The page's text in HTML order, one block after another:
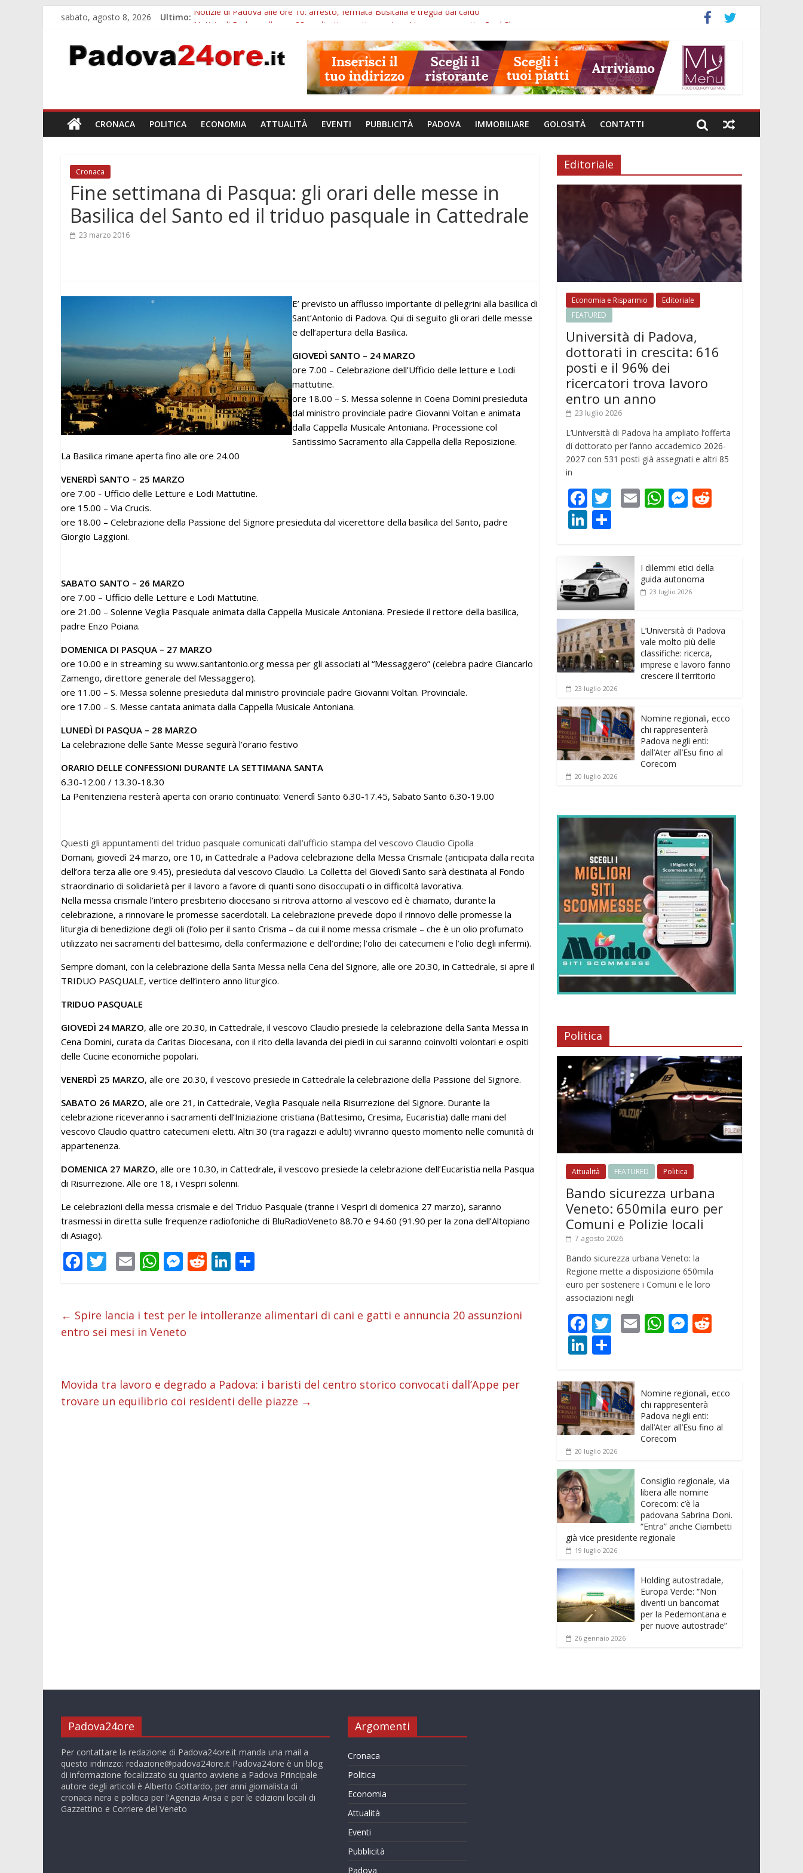
sabato, agosto 8, 2026 Ultimo: Notizie di Padova alle ore 10: arresto, fermata Busitalia e tregua dal caldo
Bando sicurezza urbana Veneto: 650mila euro per Comuni e Polizie locali
Sicurezza esodo estivo Padova: più controlli su strade, stazioni e treni
Bonus trasporto pubblico Veneto: 200 euro per l’abbonamento annuale
CRONACA POLITICA ECONOMIA ATTUALITÀ EVENTI PUBBLICITÀ PADOVA IMMOBILIARE GOLOSITÀ CONTATTI
Cronaca
Fine settimana di Pasqua: gli orari delle messe in
Basilica del Santo ed il triduo pasquale in Cattedrale
23 marzo 2016
E’ previsto un afflusso importante di pellegrini alla basilica di
Sant’Antonio di Padova. Qui di seguito gli orari delle messe
e dell’apertura della Basilica.
GIOVEDÌ SANTO – 24 MARZO
ore 7.00 – Celebrazione dell’Ufficio delle letture e Lodi
mattutine.
ore 18.00 – S. Messa solenne in Coena Domini presieduta
dal ministro provinciale padre Giovanni Voltan e animata
dalla Cappella Musicale Antoniana. Processione col
Santissimo Sacramento alla Cappella della Reposizione.
La Basilica rimane aperta fino alle ore 24.00
VENERDÌ SANTO – 25 MARZO
ore 7.00 ­­- Ufficio delle Letture e Lodi Mattutine.
ore 15.00 – Via Crucis.
ore 18.00 – Celebrazione della Passione del Signore presieduta dal vicerettore della basilica del Santo, padre
Giorgio Laggioni.
SABATO SANTO – 26 MARZO
ore 7.00 – Ufficio delle Letture e Lodi Mattutine.
ore 21.00 – Solenne Veglia Pasquale animata dalla Cappella Musicale Antoniana. Presiede il rettore della basilica,
padre Enzo Poiana.
DOMENICA DI PASQUA – 27 MARZO
ore 10.00 e in streaming su www.santantonio.org messa per gli associati al “Messaggero” (celebra padre Giancarlo
Zamengo, direttore generale del Messaggero).
ore 11.00 – S. Messa solenne presieduta dal ministro provinciale padre Giovanni Voltan. Provinciale.
ore 17.00 – S. Messe cantata animata dalla Cappella Musicale Antoniana.
LUNEDÌ DI PASQUA – 28 MARZO
La celebrazione delle Sante Messe seguirà l’orario festivo
ORARIO DELLE CONFESSIONI DURANTE LA SETTIMANA SANTA
6.30-12.00 / 13.30-18.30
La Penitenzieria resterà aperta con orario continuato: Venerdì Santo 6.30-17.45, Sabato Santo 6.30-19.00
Questi gli appuntamenti del triduo pasquale comunicati dall’ufficio stampa del vescovo Claudio Cipolla
Domani, giovedì 24 marzo, ore 10, in Cattedrale a Padova celebrazione della Messa Crismale (anticipata dalla recita
dell’ora terza alle ore 9.45), presieduta dal vescovo Claudio. La Colletta del Giovedì Santo sarà destinata al Fondo
straordinario di solidarietà per il lavoro a favore di quanti sono disoccupati o in difficoltà lavorativa.
Nella messa crismale l’intero presbiterio diocesano si ritrova attorno al vescovo ed è chiamato, durante la
celebrazione, a rinnovare le promesse sacerdotali. La celebrazione prevede dopo il rinnovo delle promesse la
liturgia di benedizione degli oli (l’olio per il santo Crisma – da cui il nome messa crismale – che è un olio profumato
utilizzato nei sacramenti del battesimo, della confermazione e dell’ordine; l’olio dei catecumeni e l’olio degli infermi).
Sempre domani, con la celebrazione della Santa Messa nella Cena del Signore, alle ore 20.30, in Cattedrale, si apre il
TRIDUO PASQUALE, vertice dell’intero anno liturgico.
TRIDUO PASQUALE
GIOVEDÌ 24 MARZO, alle ore 20.30, in Cattedrale, il vescovo Claudio presiede la celebrazione della Santa Messa in
Cena Domini, curata da Caritas Diocesana, con il rito della lavanda dei piedi in cui saranno coinvolti volontari e ospiti
delle Cucine economiche popolari.
VENERDÌ 25 MARZO, alle ore 20.30, il vescovo presiede in Cattedrale la celebrazione della Passione del Signore.
SABATO 26 MARZO, alle ore 21, in Cattedrale, Veglia Pasquale nella Risurrezione del Signore. Durante la
celebrazione riceveranno i sacramenti dell’Iniziazione cristiana (Battesimo, Cresima, Eucaristia) dalle mani del
vescovo Claudio quattro catecumeni eletti. Altri 30 (tra ragazzi e adulti) vivranno questo momento nelle comunità di
appartenenza.
DOMENICA 27 MARZO, alle ore 10.30, in Cattedrale, il vescovo presiede la celebrazione dell’Eucaristia nella Pasqua
di Risurrezione. Alle ore 18, i Vespri solenni.
Le celebrazioni della messa crismale e del Triduo Pasquale (tranne i Vespri di domenica 27 marzo), saranno
trasmessi in diretta sulle frequenze radiofoniche di BluRadioVeneto 88.70 e 94.60 (91.90 per la zona dell’Altopiano
di Asiago).
F
b
o
k
T
er
E
l
W
s
A
p
M
e
n
er
R
di
Li
e di
← Spire lancia i test per le intolleranze alimentari di cani e gatti e annuncia 20 assunzioni
entro sei mesi in Veneto
Movida tra lavoro e degrado a Padova: i baristi del centro storico convocati dall’Appe per
trovare un equilibrio coi residenti delle piazze →
Editoriale
Economia e Risparmio
Editoriale
FEATURED
Università di Padova,
dottorati in crescita: 616
posti e il 96% dei
ricercatori trova lavoro
entro un anno
23 luglio 2026
L’Università di Padova ha ampliato l’offerta
di dottorato per l’anno accademico 2026-
2027 con 531 posti già assegnati e altri 85
in
F
ac
e
b
o
o
k
T
er
E W
A
p
M
n
g
t
Li
k
e
dI
n
n
di
vi
di
I dilemmi etici della
guida autonoma
23 luglio 2026
L’Università di Padova
vale molto più delle
classifiche: ricerca,
imprese e lavoro fanno
crescere il territorio
23 luglio 2026
Nomine regionali, ecco
chi rappresenterà
Padova negli enti:
dall’Ater all’Esu fino al
Corecom
20 luglio 2026
Politica
Attualità FEATURED Politica
Bando sicurezza urbana
Veneto: 650mila euro per
Comuni e Polizie locali
7 agosto 2026
Bando sicurezza urbana Veneto: la
Regione mette a disposizione 650mila
euro per sostenere i Comuni e le loro
associazioni negli
F
ac
e
b
o
o
k
T
er
E W
A
p
p
M
n
g
er
t
Li
k
e
dI
n
n
di
vi
di
Nomine regionali, ecco
chi rappresenterà
Padova negli enti:
dall’Ater all’Esu fino al
Corecom
20 luglio 2026
Consiglio regionale, via
libera alle nomine
Corecom: c’è la
padovana Sabrina Doni.
“Entra” anche Ciambetti
già vice presidente regionale
19 luglio 2026
Holding autostradale,
Europa Verde: “Non
diventi un bancomat
per la Pedemontana e
per nuove autostrade”
26 gennaio 2026
Padova24ore
Per contattare la redazione di Padova24ore.it manda una mail a
questo indirizzo: redazione@padova24ore.it Padova24ore è un blog
di informazione focalizzato su quanto avviene a Padova Principale
autore degli articoli è Alberto Gottardo, per anni giornalista di
cronaca nera e politica per l'Agenzia Ansa e per le edizioni locali di
Gazzettino e Corriere del Veneto
Argomenti
Cronaca
Politica
Economia
Attualità
Eventi
Pubblicità
Padova